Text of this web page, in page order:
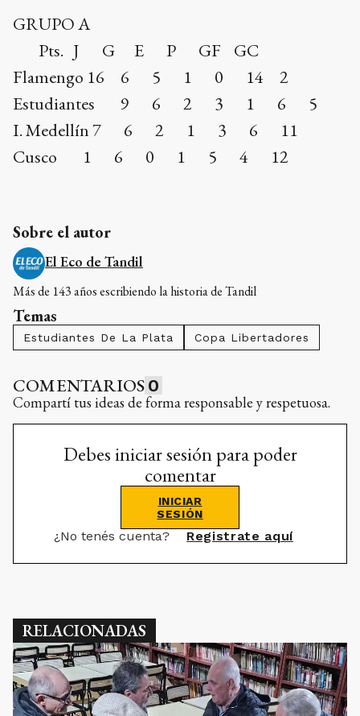
GRUPO A
Pts. J G E P GF GC
Flamengo 16 6 5 1 0 14 2
Estudiantes 9 6 2 3 1 6 5
I. Medellín 7 6 2 1 3 6 11
Cusco 1 6 0 1 5 4 12
Sobre el autor
El Eco de Tandil
Más de 143 años escribiendo la historia de Tandil
Temas
Estudiantes De La Plata Copa Libertadores
COMENTARIOS 0
Compartí tus ideas de forma responsable y respetuosa.
Debes iniciar sesión para poder
comentar
INICIAR
SESIÓN
¿No tenés cuenta? Registrate aquí
RELACIONADAS